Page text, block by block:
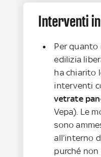
Interventi
Per quanto
edilizia
ha chiarito
interventi
vetrate
Vepa). Le
sono
all’interno
purché non